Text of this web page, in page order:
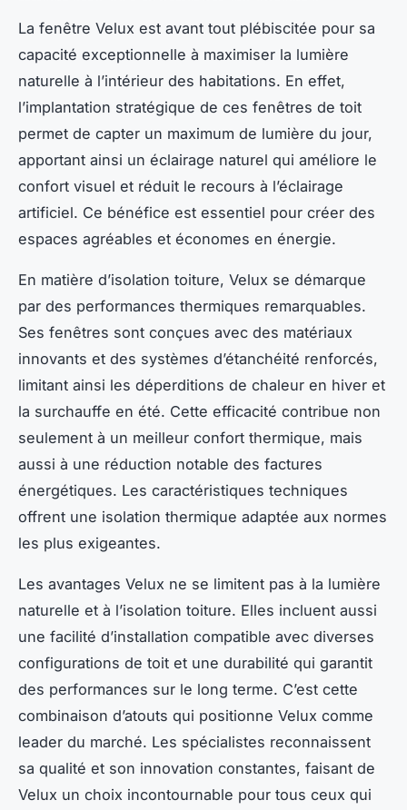
La fenêtre Velux est avant tout plébiscitée pour sa
capacité exceptionnelle à maximiser la lumière
naturelle à l’intérieur des habitations. En effet,
l’implantation stratégique de ces fenêtres de toit
permet de capter un maximum de lumière du jour,
apportant ainsi un éclairage naturel qui améliore le
confort visuel et réduit le recours à l’éclairage
artificiel. Ce bénéfice est essentiel pour créer des
espaces agréables et économes en énergie.
En matière d’isolation toiture, Velux se démarque
par des performances thermiques remarquables.
Ses fenêtres sont conçues avec des matériaux
innovants et des systèmes d’étanchéité renforcés,
limitant ainsi les déperditions de chaleur en hiver et
la surchauffe en été. Cette efficacité contribue non
seulement à un meilleur confort thermique, mais
aussi à une réduction notable des factures
énergétiques. Les caractéristiques techniques
offrent une isolation thermique adaptée aux normes
les plus exigeantes.
Les avantages Velux ne se limitent pas à la lumière
naturelle et à l’isolation toiture. Elles incluent aussi
une facilité d’installation compatible avec diverses
configurations de toit et une durabilité qui garantit
des performances sur le long terme. C’est cette
combinaison d’atouts qui positionne Velux comme
leader du marché. Les spécialistes reconnaissent
sa qualité et son innovation constantes, faisant de
Velux un choix incontournable pour tous ceux qui